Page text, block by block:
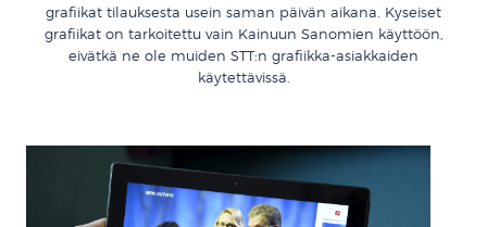
grafiikat tilauksesta usein saman päivän aikana. Kyseiset
grafiikat on tarkoitettu vain Kainuun Sanomien käyttöön,
eivätkä ne ole muiden STT:n grafiikka-asiakkaiden
käytettävissä.